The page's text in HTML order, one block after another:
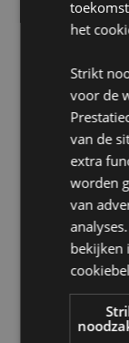
Materiaal:
Zoekt u
Lees dan
Product
informatie
Nee
het
Strikt
voor de
van de
extra
worden
van
bekijken